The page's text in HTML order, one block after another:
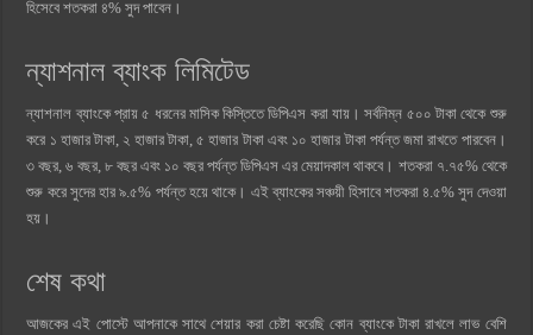
হিসেবে শতকরা ৪% সুদ পাবেন।
ন্যাশনাল ব্যাংক লিমিটেড
ন্যাশনাল ব্যাংকে প্রায় ৫ ধরনের মাসিক কিস্তিতে ডিপিএস করা যায়। সর্বনিম্ন ৫০০ টাকা থেকে শুরু
করে ১ হাজার টাকা, ২ হাজার টাকা, ৫ হাজার টাকা এবং ১০ হাজার টাকা পর্যন্ত জমা রাখতে পারবেন।
৩ বছর, ৬ বছর, ৮ বছর এবং ১০ বছর পর্যন্ত ডিপিএস এর মেয়াদকাল থাকবে। শতকরা ৭.৭৫% থেকে
শুরু করে সুদের হার ৯.৫% পর্যন্ত হয়ে থাকে। এই ব্যাংকের সঞ্চয়ী হিসাবে শতকরা ৪.৫% সুদ দেওয়া
হয়।
শেষ কথা
আজকের এই পোস্টে আপনাকে সাথে শেয়ার করা চেষ্টা করেছি কোন ব্যাংকে টাকা রাখলে লাভ বেশি